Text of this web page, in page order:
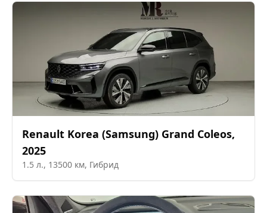
Renault Korea (Samsung) Grand Coleos,
2025
1.5 л., 13500 км, Гибрид